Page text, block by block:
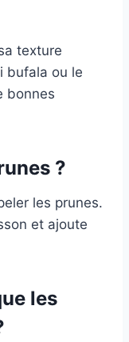
texture
bufala ou le
bonnes
?
les prunes.
et ajoute
les